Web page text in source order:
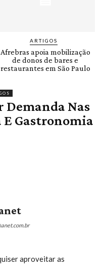
ARTIGOS
Afrebras apoia mobilização
de donos de bares e
restaurantes em São Paulo